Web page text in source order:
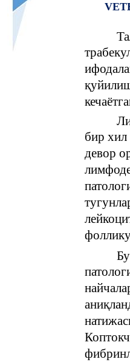
бир хил
девор